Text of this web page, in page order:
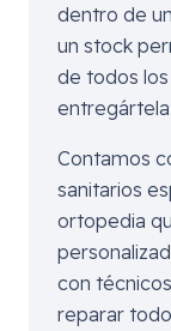
dentro de
un stock
de todos
entregártela
Contamos
sanitarios
ortopedia
con
reparar